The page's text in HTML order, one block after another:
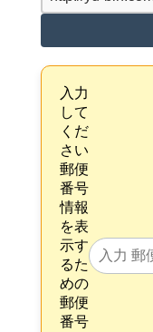
入力
して
くだ
さい
郵便
番号
情報
を表
示す
るた
めの
郵便
番号